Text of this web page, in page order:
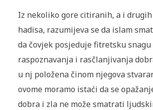
Iz nekoliko gore citiranih, a i
hadisa, razumijeva se da islam
da čovjek posjeduje fitretsku snagu
raspoznavanja i rasčlanjivanja
u nj položena činom njegova
ovome moramo istaći da se
dobra i zla ne može smatrati